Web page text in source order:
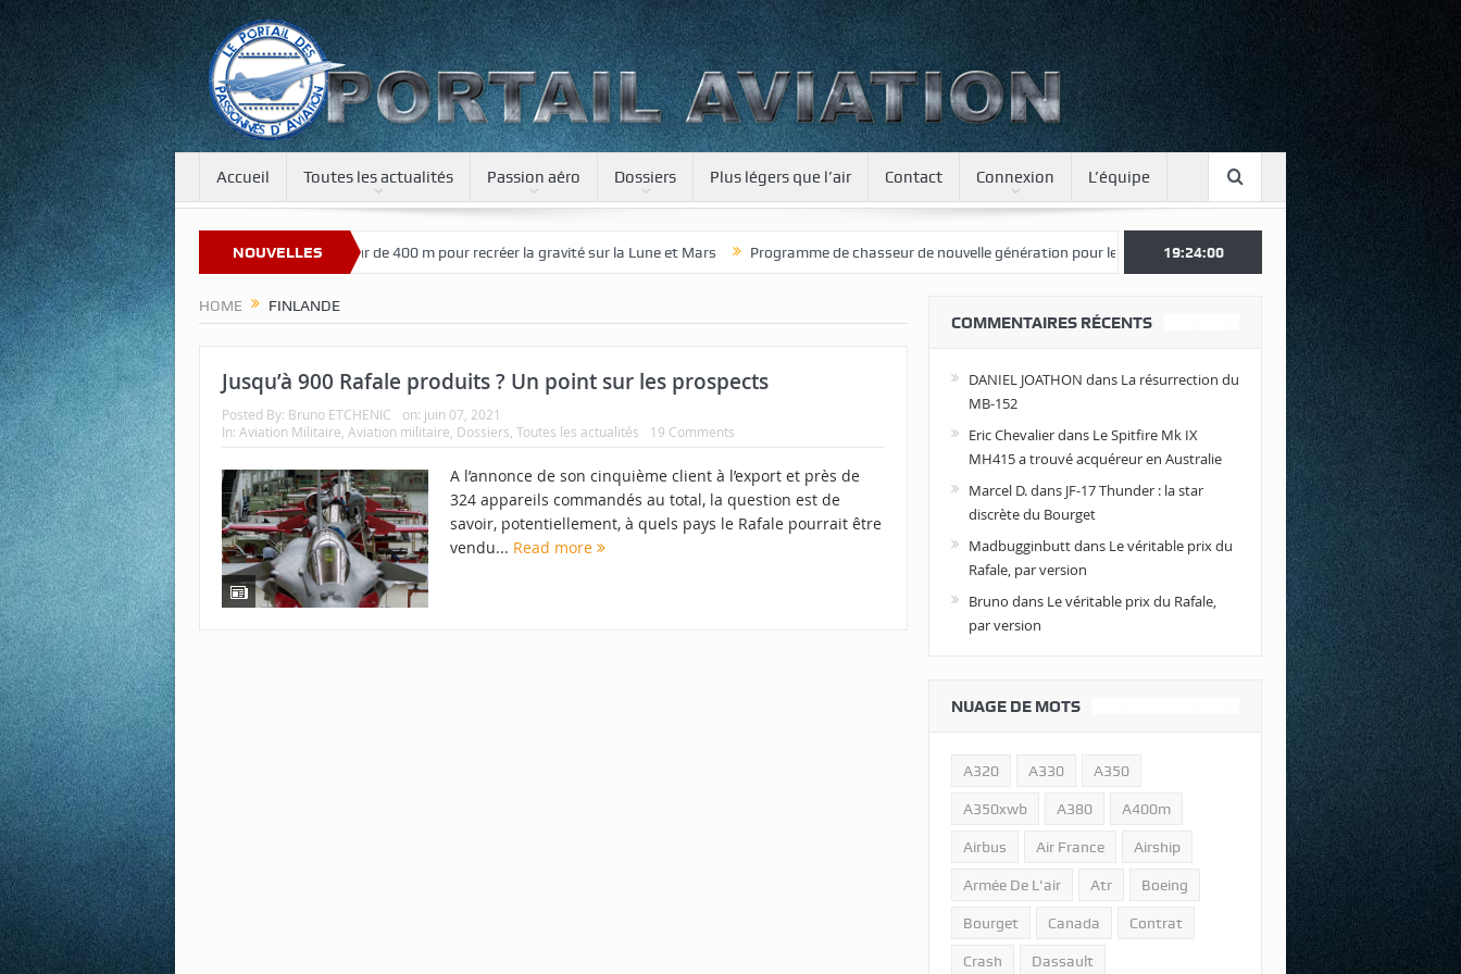
Accueil Toutes les actualités Passion aéro Dossiers Plus légers que l’air Contact Connexion L’équipe
NOUVELLES
Bienvenue sur notre nouveau site Une tour de 400 m pour recréer la gravité sur la Lune et Mars Programme de chasseur de nouvelle génération pour le Japon Une journée spotter à Luxeuil
19:24:01
HOME FINLANDE
Jusqu’à 900 Rafale produits ? Un point sur les prospects
Posted By: Bruno ETCHENIC on: juin 07, 2021
In: Aviation Militaire Aviation militaire Dossiers Toutes les actualités 19 Comments
A l’annonce de son cinquième client à l’export et près de
324 appareils commandés au total, la question est de
savoir, potentiellement, à quels pays le Rafale pourrait être
vendu... Read more
COMMENTAIRES RÉCENTS
DANIEL JOATHON dans La résurrection du
MB-152
Eric Chevalierdans Le Spitfire Mk IX
MH415 a trouvé acquéreur en Australie
Marcel D.dans JF-17 Thunder : la star
discrète du Bourget
Madbugginbuttdans Le véritable prix du
Rafale, par version
Bruno dans Le véritable prix du Rafale,
par version
NUAGE DE MOTS
A320 A330 A350
A350xwb A380 A400m
Airbus Air France Airship
Armée De L'air Atr Boeing
Bourget Canada Contrat
Crash Dassault